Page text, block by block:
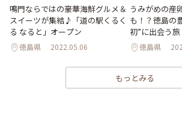
鳴門ならではの豪華海鮮グルメ＆
スイーツが集結♪「道の駅くるく
る なると」オープン
徳島県 2022.05.06
うみがめの産
も！？徳島の
初”に出会う旅
徳島県
もっとみる